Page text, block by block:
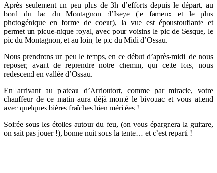
Après seulement un peu plus de 3h d’efforts depuis le départ, au
bord du lac du Montagnon d’Iseye
(le fameux et le plus
photogénique en forme de coeur), la vue est époustouflante et
permet un pique-nique royal, avec pour voisins le pic de Sesque, le
pic du Montagnon, et au loin, le pic du Midi d’Ossau.
Nous prendrons un peu le temps, en ce début d’après-midi, de nous
reposer, avant de reprendre notre chemin, qui cette fois, nous
redescend en vallée d’Ossau.
En arrivant au plateau d’Arrioutort, comme par miracle, votre
chauffeur de ce matin aura déjà monté le bivouac et vous attend
avec quelques bières fraîches bien méritées !
Soirée sous les étoiles autour du feu, (on vous épargnera la guitare,
on sait pas jouer !), bonne nuit sous la tente… et c’est reparti !